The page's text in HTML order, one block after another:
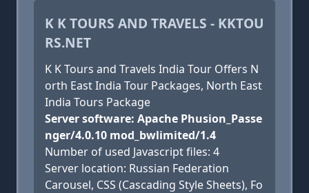
K K TOURS AND TRAVELS - KKTOU
RS.NET
K K Tours and Travels India Tour Offers N
orth East India Tour Packages, North East
India Tours Package
Server software: Apache Phusion_Passe
nger/4.0.10 mod_bwlimited/1.4
Number of used Javascript files: 4
Server location: Russian Federation
Carousel, CSS (Cascading Style Sheets), Fo